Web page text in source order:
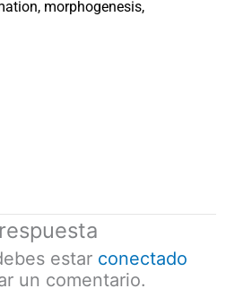
morphogenesis,
estar conectado
un comentario.